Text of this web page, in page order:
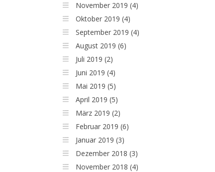
November 2019 (4)
Oktober 2019 (4)
September 2019 (4)
August 2019 (6)
Juli 2019 (2)
Juni 2019 (4)
Mai 2019 (5)
April 2019 (5)
März 2019 (2)
Februar 2019 (6)
Januar 2019 (3)
Dezember 2018 (3)
November 2018 (4)